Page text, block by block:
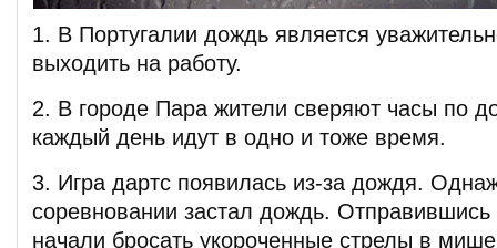
1. В Португалии дождь является
выходить на работу.
2. В городе Пара жители сверяют часы по
каждый день идут в одно и тоже время.
3. Игра дартс появилась из-за дождя.
соревновании застал дождь.
начали бросать укороченные стрелы в